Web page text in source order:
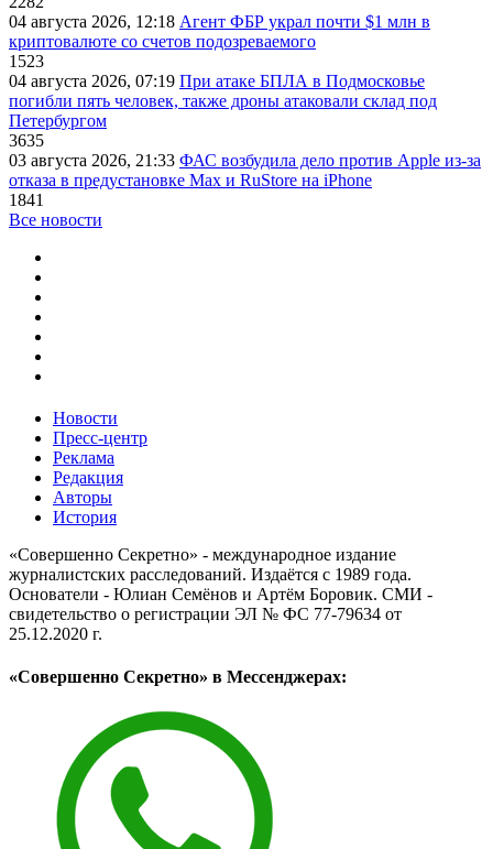
04 августа 2026, 12:18 Агент ФБР украл почти $1 млн в
криптовалюте со счетов подозреваемого
1523
04 августа 2026, 07:19 При атаке БПЛА в Подмосковье
погибли пять человек, также дроны атаковали склад под
Петербургом
3635
03 августа 2026, 21:33 ФАС возбудила дело против Apple из-за
отказа в предустановке Max и RuStore на iPhone
1841
Все новости
Новости
Пресс-центр
Реклама
Редакция
Авторы
История
«Совершенно Секретно» - международное издание
журналистских расследований. Издаётся с 1989 года.
Основатели - Юлиан Семёнов и Артём Боровик. CМИ -
свидетельство о регистрации ЭЛ № ФС 77-79634 от
25.12.2020 г.
«Совершенно Секретно» в Мессенджерах: